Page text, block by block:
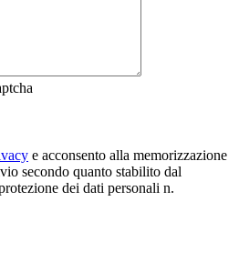
e acconsento alla memorizzazione
secondo quanto stabilito dal
dei dati personali n.